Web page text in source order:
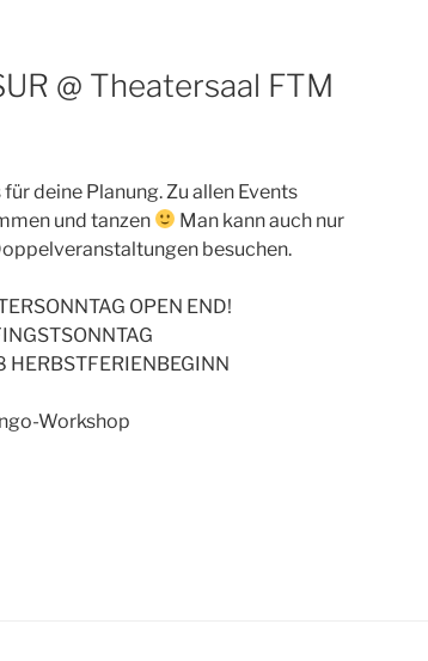
@ Theatersaal FTM
deine Planung. Zu allen Events
und tanzen
Man kann auch nur
besuchen.
OPEN END!
Workshop